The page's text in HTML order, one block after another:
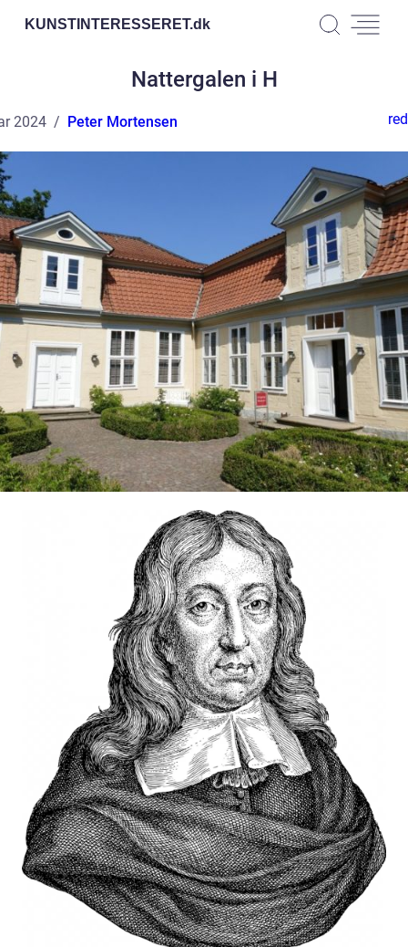
KUNSTINTERESSERET.dk
Nattergalen i H
2024 Peter Mortensen